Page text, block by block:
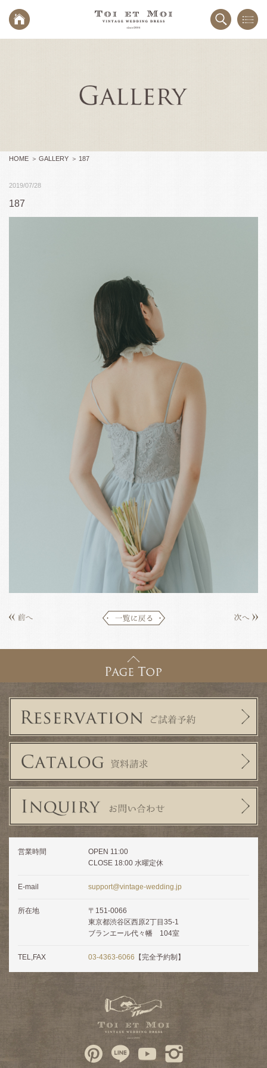
HOME GALLERY 187
2019/07/28
187
営業時間
OPEN 11:00
CLOSE 18:00 水曜定休
E-mail support@vintage-wedding.jp
所在地
〒151-0066
東京都渋谷区西原2丁目35-1
ブランエール代々幡 104室
TEL,FAX 03-4363-6066 【完全予約制】